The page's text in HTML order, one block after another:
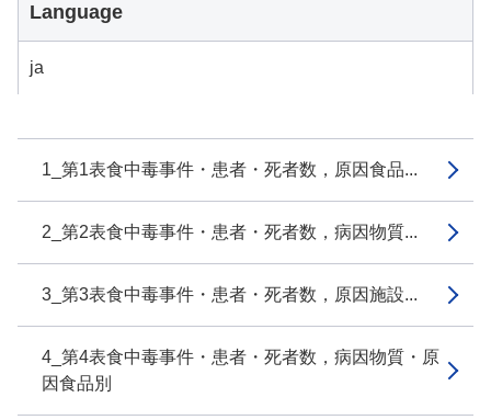
1_第1表食中毒事件・患者・死者数，原因食品...
2_第2表食中毒事件・患者・死者数，病因物質...
3_第3表食中毒事件・患者・死者数，原因施設...
4_第4表食中毒事件・患者・死者数，病因物質・原
因食品別
Language
ja